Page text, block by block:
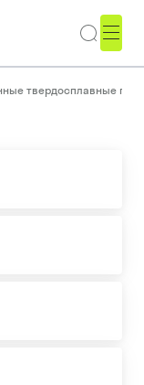
твердосплавные